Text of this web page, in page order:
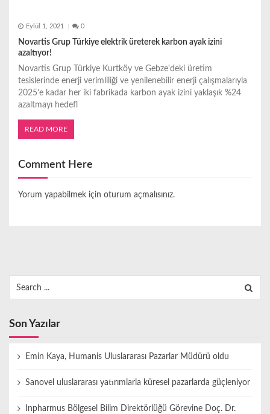
Eylül 1, 2021 0
Novartis Grup Türkiye elektrik üreterek karbon ayak izini
azaltıyor!
Novartis Grup Türkiye Kurtköy ve Gebze'deki üretim
tesislerinde enerji verimliliği ve yenilenebilir enerji çalışmalarıyla
2025’e kadar her iki fabrikada karbon ayak izini yaklaşık %24
azaltmayı hedefl
READ MORE
Comment Here
Yorum yapabilmek için oturum açmalısınız.
for:
Son Yazılar
Emin Kaya, Humanis Uluslararası Pazarlar Müdürü oldu
Sanovel uluslararası yatırımlarla küresel pazarlarda güçleniyor
Inpharmus Bölgesel Bilim Direktörlüğü Görevine Doç. Dr.